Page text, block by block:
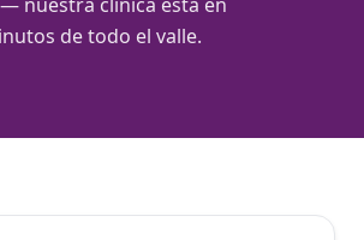
de todo el valle.